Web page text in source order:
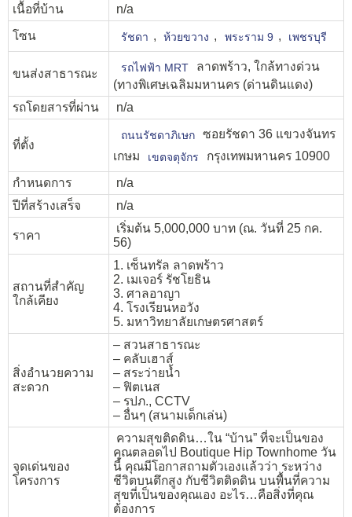
เนื้อที่บ้าน
n/a
โซน
รัชดา , ห้วยขวาง , พระราม 9 , เพชรบุรี
ขนส่งสาธารณะ รถไฟฟ้า MRT
ลาดพร้าว, ใกล้ทางด่วน
(ทางพิเศษเฉลิมมหานคร (ด่านดินแดง)
รถโดยสารที่ผ่าน
n/a
ที่ตั้ง
ถนนรัชดาภิเษก
ซอยรัชดา 36 แขวงจันทร
เกษม
เขตจตุจักร
กรุงเทพมหานคร 10900
กำหนดการ
n/a
ปีที่สร้างเสร็จ
n/a
ราคา
เริ่มต้น 5,000,000 บาท (ณ. วันที่ 25 กค.
56)
สถานที่สำคัญ
ใกล้เคียง
1. เซ็นทรัล ลาดพร้าว
2. เมเจอร์ รัชโยธิน
3. ศาลอาญา
4. โรงเรียนหอวัง
5. มหาวิทยาลัยเกษตรศาสตร์
สิ่งอำนวยความ
สะดวก
– สวนสาธารณะ
– คลับเฮาส์
– สระว่ายน้ำ
– ฟิตเนส
– รปภ., CCTV
– อื่นๆ (สนามเด็กเล่น)
จุดเด่นของ
โครงการ
ความสุขติดดิน…ใน “บ้าน” ที่จะเป็นของ
คุณตลอดไป Boutique Hip Townhome วัน
นี้ คุณมีโอกาสถามตัวเองแล้วว่า ระหว่าง
ชีวิตบนตึกสูง กับชีวิตติดดิน บนพื้นที่ความ
สุขที่เป็นของคุณเอง อะไร…คือสิ่งที่คุณ
ต้องการ